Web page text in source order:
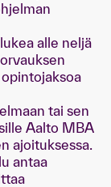
alle neljä
tai sen
Aalto MBA
ajoituksessa.
antaa